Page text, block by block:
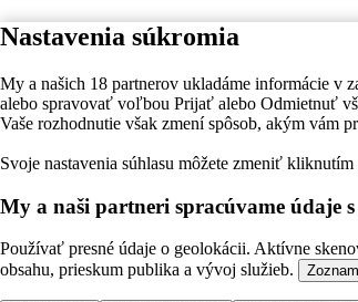
Nastavenia súkromia
My a našich 18 partnerov ukladáme informácie v
alebo spravovať voľbou Prijať alebo Odmietnuť
Vaše rozhodnutie však zmení spôsob, akým vám
Svoje nastavenia súhlasu môžete zmeniť
My a naši partneri spracúvame údaje
Používať presné údaje o geolokácii. Aktívne
obsahu, prieskum publika a vývoj služieb.